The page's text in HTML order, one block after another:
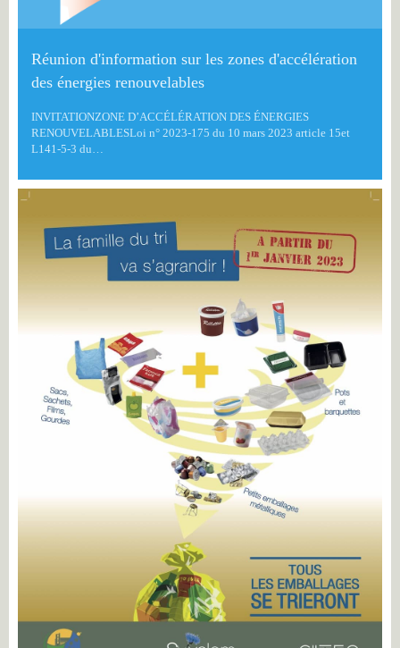
Réunion d'information sur les zones d'accélération
des énergies renouvelables
INVITATIONZONE D’ACCÉLÉRATION DES ÉNERGIES
RENOUVELABLESLoi n° 2023-175 du 10 mars 2023 article 15et
L141-5-3 du…